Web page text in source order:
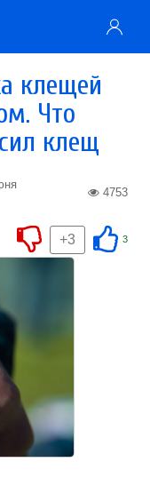
клещей
Что
клещ
4753
3
+3